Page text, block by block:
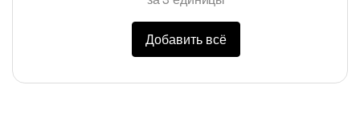
Добавить всё